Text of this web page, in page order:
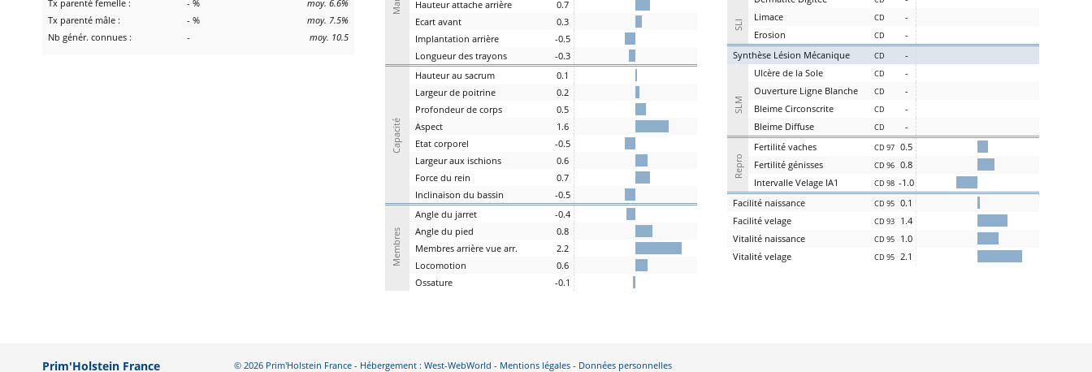
Tx parenté femelle : - %
moy. 6.6%
Tx parenté mâle :
- %
moy. 7.5%
Nb génér. connues :
- moy. 10.5
Hauteurattache arrière
0.7
Ecart avant
0.3
Implantation arrière
-0.5
Longueur des trayons -0.3
Capacité
Hauteur au sacrum
0.1
Largeur de poitrine
0.2
Profondeur de corps
0.5
Aspect
1.6
Etat corporel
-0.5
Largeur aux ischions
0.6
Force du rein
0.7
Inclinaison du bassin -0.5
Membres
Angle du jarret
-0.4
Angle du pied
0.8
Membres arrière vue arr.
2.2
Locomotion
0.6
Ossature -0.1
SLI
Limace CD
-
Erosion CD
-
Synthèse Lésion Mécanique CD -
SLM
Ulcère de laSole CD
-
Ouverture Ligne Blanche CD
-
BleimeCirconscrite CD
-
Bleime Diffuse CD -
Repro
Fertilitévaches CD 97 0.5
Fertilitégénisses CD 96 0.8
IntervalleVelage IA1 CD 98 -1.0
Facilité naissance CD 95 0.1
Facilitévelage CD 93
1.4
Vitalité naissance CD 95
1.0
Vitalitévelage CD 95 2.1
Prim'Holstein France © 2026 Prim'Holstein France - Hébergement : West-WebWorld - Mentions légales- Données personnelles